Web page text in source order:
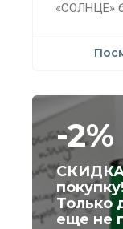
«СОЛНЦЕ»
-2%
СКИДКА
покупку!
Только
еще не